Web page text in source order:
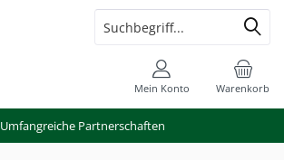
Umfangreiche Partnerschaften
Warenkorb
Mein Konto